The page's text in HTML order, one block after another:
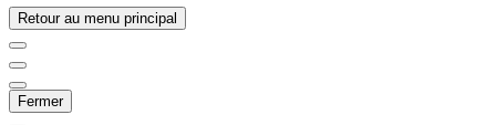
Retour au menu principal
Fermer